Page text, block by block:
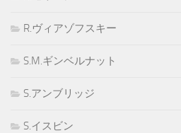
R.ヴィアゾフスキー
S.M.ギンベルナット
S.アンブリッジ
S.イスビン